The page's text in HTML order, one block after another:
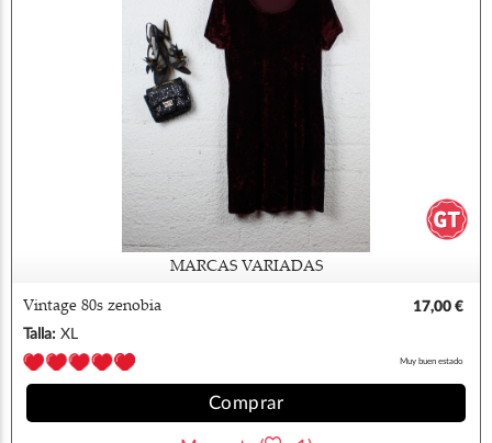
MARCAS VARIADAS
Vintage 80s zenobia
17,00 €
Talla: XL
Muy buen estado
Comprar